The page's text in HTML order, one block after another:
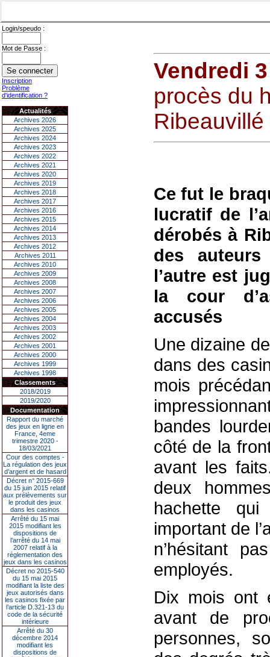
Login/speudo :
Mot de Passe :
Inscription
Problème
d'identification ?
Actualités
Archives 2026
Archives 2025
Archives 2024
Archives 2023
Archives 2022
Archives 2021
Archives 2020
Archives 2019
Archives 2018
Archives 2017
Archives 2016
Archives 2015
Archives 2014
Archives 2013
Archives 2012
Archives 2011
Archives 2010
Archives 2009
Archives 2008
Archives 2007
Archives 2006
Archives 2005
Archives 2004
Archives 2003
Archives 2002
Archives 2001
Archives 2000
Archives 1999
Archives 1998
Classements
2018/2019
2019/2020
Documentation
Rapport du marché
des jeux en ligne en
France, 4eme
trimestre 2020 -
18/03/2021
Cour des comptes -
La régulation des jeux
d’argent et de hasard
Décret n° 2015-669
du 15 juin 2015 relatif
aux prélèvements sur
le produit des jeux
dans les casinos
Arrêté du 15 mai
2015 modifiant les
dispositions de
l’arrêté du 14 mai
2007 relatif à la
réglementation des
jeux dans les casinos
Décret no 2015-540
du 15 mai 2015
modifiant la liste des
jeux autorisés dans
les casinos fixée par
l’article D.321-13 du
code de la sécurité
intérieure
Arrêté du 30
décembre 2014
modifiant les
dispositions de
Vendredi
procès du
Ribeauvillé
Ce fut le
lucratif de
dérobés à
des
l’autre est
la cour
accusés
Une dizaine
dans des
mois
bandes
côté de la
avant les
deux
hachette
important de
n’hésitant
employés.
Dix mois ont
avant de
personnes,